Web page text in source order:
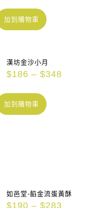
加到購物車
漢坊金沙小月
$186 – $348
加到購物車
如邑堂-餡金流蛋黃酥
$190 – $283